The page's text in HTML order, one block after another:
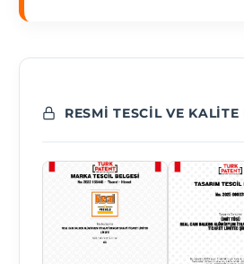
RESMI TESCIL VE KALITE